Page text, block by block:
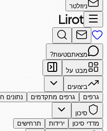
ניוזלטר
מצאתםטעות?
מבט על
ביצועים
גרפים
גרפים מתקדמים נתונים
סיכון
מדדי סיכון
ירידות תרחישים